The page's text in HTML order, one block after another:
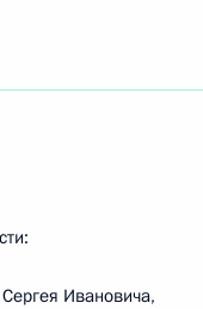
Ивановича,